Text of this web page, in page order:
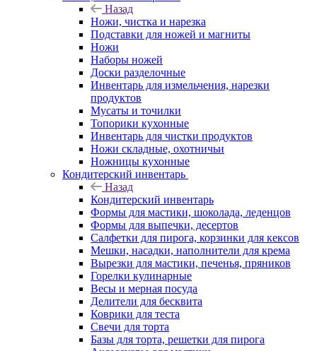
Назад
Ножи, чистка и нарезка
Подставки для ножей и магниты
Ножи
Наборы ножей
Доски разделочные
Инвентарь для измельчения, нарезки
продуктов
Мусаты и точилки
Топорики кухонные
Инвентарь для чистки продуктов
Ножи складные, охотничьи
Ножницы кухонные
Кондитерский инвентарь
Назад
Кондитерский инвентарь
Формы для мастики, шоколада, леденцов
Формы для выпечки, десертов
Салфетки для пирога, корзинки для кексов
Мешки, насадки, наполнители для крема
Вырезки для мастики, печенья, пряников
Горелки кулинарные
Весы и мерная посуда
Делители для бесквита
Коврики для теста
Свечи для торта
Базы для торта, решетки для пирога